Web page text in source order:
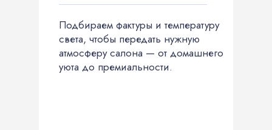
Подбираем фактуры и температуру
света, чтобы передать нужную
атмосферу салона — от домашнего
уюта до премиальности.